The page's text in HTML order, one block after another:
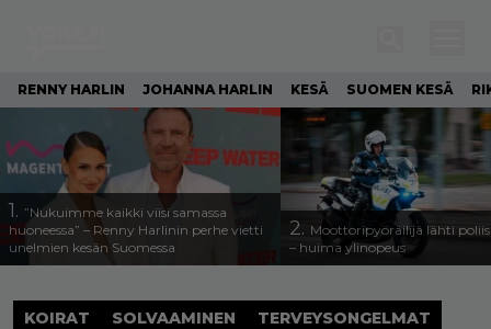
RENNY HARLIN JOHANNA HARLIN KESÄ SUOMEN KESÄ
1. ”Nukuimme kaikki viisi samassa
huoneessa” – Renny Harlinin perhe vietti
unelmien kesän Suomessa
2. Moottoripyöräilijä lähti
– huima ylinopeus
KOIRAT SOLVAAMINEN
TERVEYSONGELMAT